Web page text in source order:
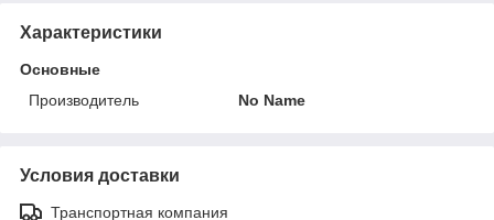
Характеристики
Основные
Производитель
No Name
Условия доставки
Транспортная компания